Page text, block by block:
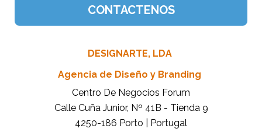
DESIGNARTE, LDA
Agencia de Diseño y Branding
Centro De Negocios Forum
Calle Cuña Junior, Nº 41B - Tienda 9
4250-186 Porto | Portugal